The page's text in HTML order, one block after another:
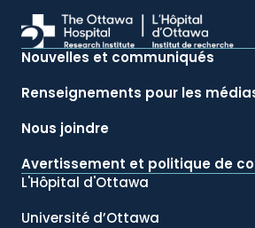
Nouvelles et communiqués
Renseignements pour les
Nous joindre
Avertissement et politique de
L'Hôpital d'Ottawa
Université d’Ottawa